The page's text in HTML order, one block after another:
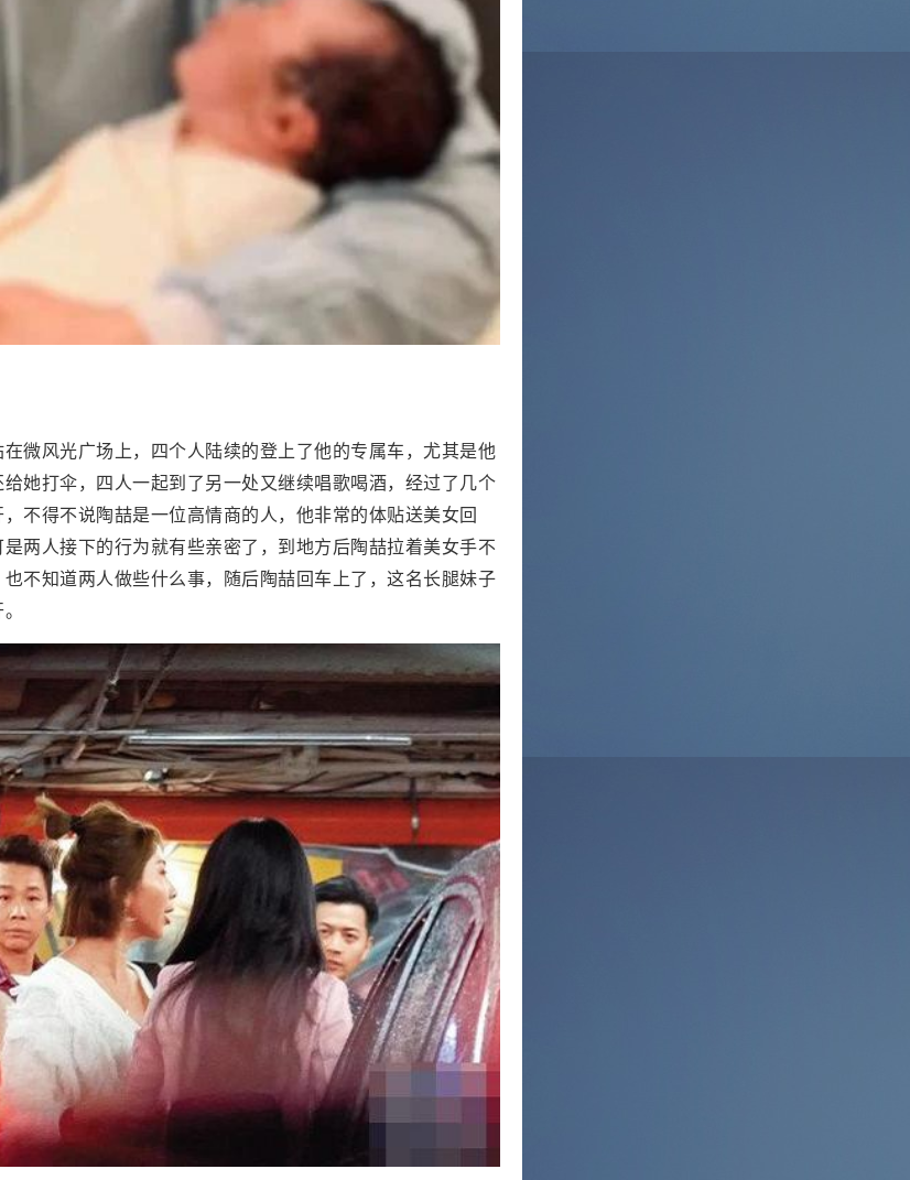
微风光广场上，四个人陆续的登上了他的专属车，尤其是他
她打伞，四人一起到了另一处又继续唱歌喝酒，经过了几个
不得不说陶喆是一位高情商的人，他非常的体贴送美女回
两人接下的行为就有些亲密了，到地方后陶喆拉着美女手不
不知道两人做些什么事，随后陶喆回车上了，这名长腿妹子